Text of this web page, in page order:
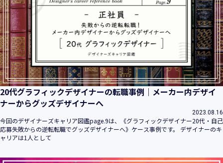
20代グラフィックデザイナーの転職事例｜メーカー内デザイ
ナーからグッズデザイナーへ
2023.08.16
今回のデザイナーズキャリア図鑑page.9は、《グラフィックデザイナー20代・自己
応募失敗からの逆転転職でグッズデザイナーへ》ケース事例です。 デザイナーのキ
ャリアは1人として